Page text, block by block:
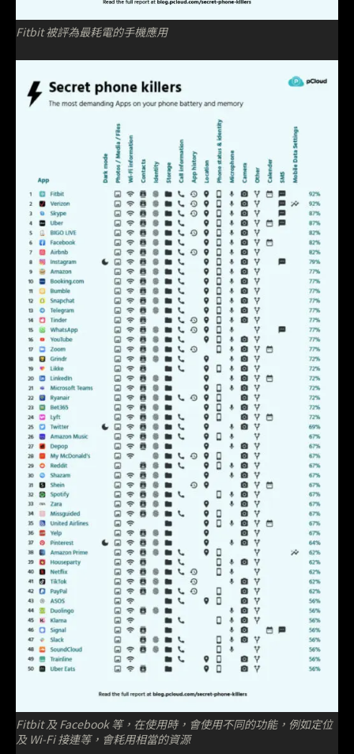
Fitbit 被評為最耗電的手機應用
Fitbit 及 Facebook 等，在使用時，會使用不同的功能，例如定位
及 Wi-Fi 接連等，會耗用相當的資源